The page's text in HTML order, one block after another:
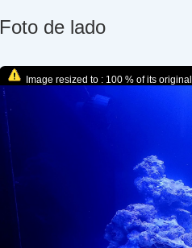
Foto de lado
Image resized to : 100 % of its